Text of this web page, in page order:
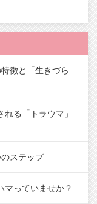
徴と「生きづら
る「トラウマ」
ステップ
マっていませか？